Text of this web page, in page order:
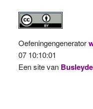
Oefeningengenerator
07 10:10:01
Een site van